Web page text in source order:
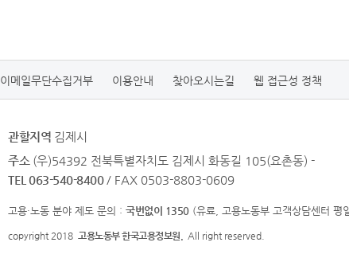
이메일무단수집거부 이용안내 찾아오시는길 웹 접근성 정책
관할지역 김제시
주소 (우)54392 전북특별자치도 김제시 화동길 105(요촌동) -
TEL 063-540-8400 / FAX 0503-8803-0609
고용·노동 분야 제도 문의 : 국번없이 1350(유료, 고용노동부 고객상담센터
copyright 2018 고용노동부 한국고용정보원. All right reserved.